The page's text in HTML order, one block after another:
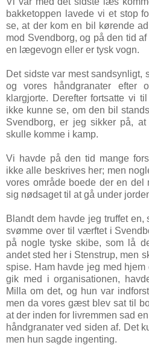
bakketoppen lavede vi et stop
se, at der kom en bil kørende
mod Svendborg, og på den tid
en lægevogn eller er tysk vogn.
Det sidste var mest sandsynligt,
og vores håndgranater efter
klargjorte. Derefter fortsatte vi
ikke kunne se, om den bil
Svendborg, er jeg sikker på,
skulle komme i kamp.
Vi havde på den tid mange
ikke alle beskrives her; men
vores område boede der en del
sig nødsaget til at gå under
Blandt dem havde jeg truffet
svømme over til værftet i
på nogle tyske skibe, som lå
andet sted her i Stenstrup, men
spise. Ham havde jeg med
gik med i organisationen,
Milla om det, og hun var
men da vores gæst blev sat til
at der inden for livremmen sad
håndgranater ved siden af. Det
men hun sagde ingenting.